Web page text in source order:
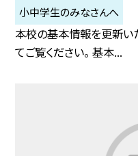
小中学生のみなさんへ
本校の基本情報を更新い
てご覧ください。 基本...